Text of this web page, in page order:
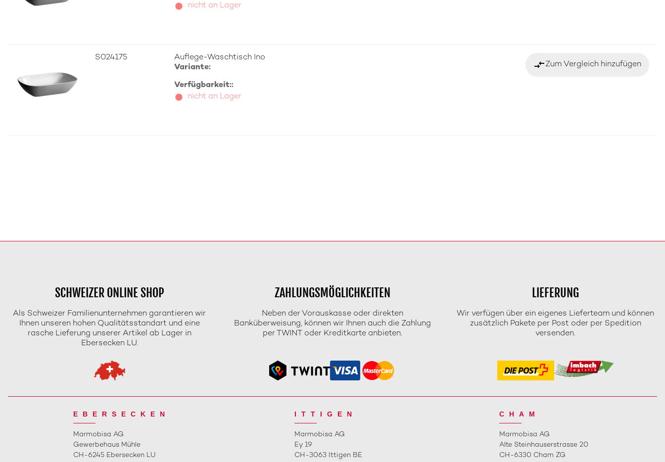
nicht an Lager
S024175
Auflege-Waschtisch Ino
Variante:
Verfügbarkeit::
nicht an Lager
compare_arrowsZum Vergleich hinzufügen
SCHWEIZER ONLINE SHOP
Als Schweizer Familienunternehmen garantieren wir
Ihnen unseren hohen Qualitätsstandart und eine
rasche Lieferung unserer Artikel ab Lager in
Ebersecken LU.
ZAHLUNGSMÖGLICHKEITEN
Neben der Vorauskasse oder direkten
Banküberweisung, können wir Ihnen auch die Zahlung
per TWINT oder Kreditkarte anbieten.
LIEFERUNG
Wir verfügen über ein eigenes Lieferteam und können
zusätzlich Pakete per Post oder per Spedition
versenden.
EBERSECKEN
Marmobisa AG
Gewerbehaus Mühle
CH-6245 Ebersecken LU
ITTIGEN
Marmobisa AG
Ey 19
CH-3063 Ittigen BE
CHAM
Marmobisa AG
Alte Steinhauserstrasse 20
CH-6330 Cham ZG